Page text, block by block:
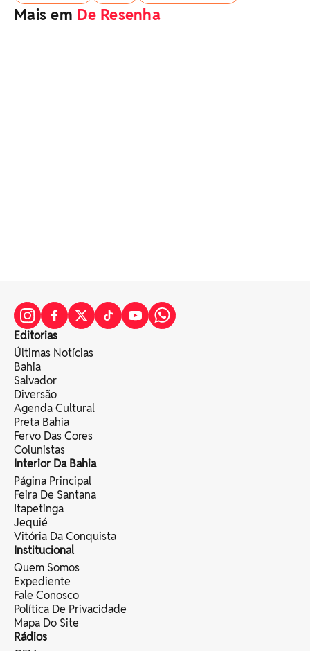
Mais em De Resenha
Editorias
Últimas Notícias
Bahia
Salvador
Diversão
Agenda Cultural
Preta Bahia
Fervo Das Cores
Colunistas
Interior Da Bahia
Página Principal
Feira De Santana
Itapetinga
Jequié
Vitória Da Conquista
Institucional
Quem Somos
Expediente
Fale Conosco
Política De Privacidade
Mapa Do Site
Rádios